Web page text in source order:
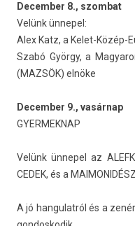
De­cemb­er 8., szom­bat
Velünk ünnepel:
Alex Katz, a Kelet-Közép-
Szabó György, a
(MAZSÖK) elnöke
De­cemb­er 9., vasárnap
GYER­MEKNAP
Velünk ünnepel az
CEDEK, és a
A jó han­gulat­ról és a